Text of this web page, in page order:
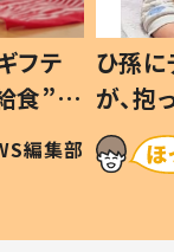
フテ
食”を
の親
編集部
ひ孫
が、
「涙が
い」